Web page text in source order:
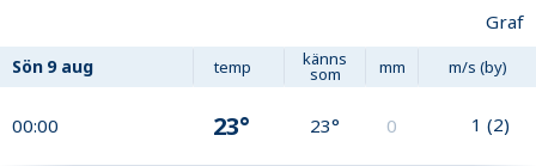
Graf
Sön 9 aug temp känns
som mm m/s (by)
00:00 23° 23° 0 1 (2)